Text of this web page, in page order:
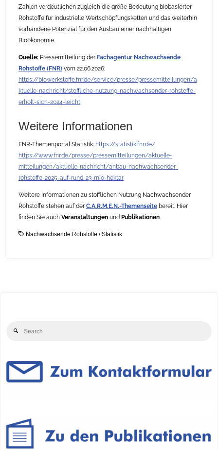
Zahlen verdeutlichen zugleich die große Bedeutung biobasierter
Rohstoffe für industrielle Wertschöpfungsketten und das weiterhin
vorhandene Potenzial für den Ausbau einer nachhaltigen
Bioökonomie.
Quelle: Pressemitteilung der Fachagentur Nachwachsende
Rohstoffe (FNR) vom 22.06.2026:
https://biowerkstoffe.fnr.de/service/presse/pressemitteilungen/a
ktuelle-nachricht/stoffliche-nutzung-nachwachsender-rohstoffe-
erholt-sich-2024-leicht
Weitere Informationen
FNR-Themenportal Statistik: https://statistik.fnr.de/
https://www.fnr.de/presse/pressemitteilungen/aktuelle-
mitteilungen/aktuelle-nachricht/anbau-nachwachsender-
rohstoffe-2025-auf-rund-23-mio-hektar
Weitere Informationen zu stofflichen Nutzung Nachwachsender
Rohstoffe stehen auf derC.A.R.M.E.N.-Themenseite bereit. Hier
finden Sie auchVeranstaltungen undPublikationen
Nachwachsende Rohstoffe /Statistik
Search